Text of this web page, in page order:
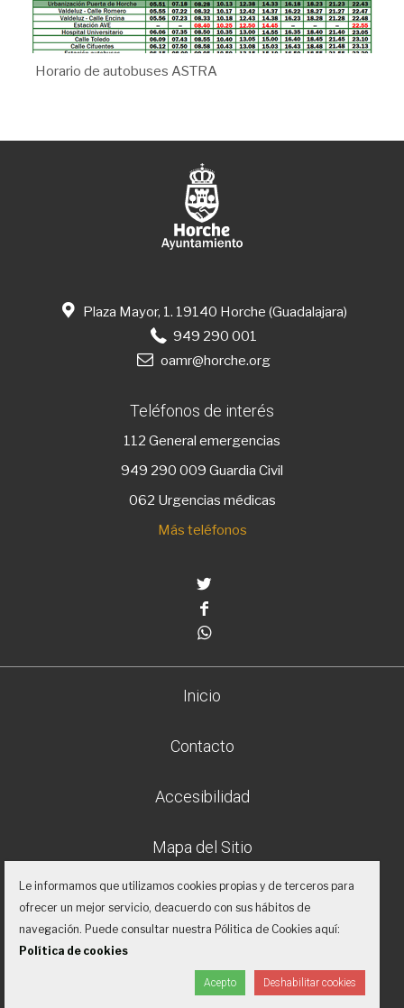
Horario de autobuses ASTRA
Plaza Mayor, 1. 19140 Horche (Guadalajara)
949 290 001
oamr@horche.org
Teléfonos de interés
112 General emergencias
949 290 009 Guardia Civil
062 Urgencias médicas
Más teléfonos
Inicio
Contacto
Accesibilidad
Mapa del Sitio
Aviso legal
Política de privacidad
Proyecto desarrollado por
Le informamos que utilizamos cookies propias y de terceros para
ofrecer un mejor servicio, deacuerdo con sus hábitos de
navegación. Puede consultar nuestra Pólitica de Cookies aquí:
Política de cookies
Acepto Deshabilitar cookies